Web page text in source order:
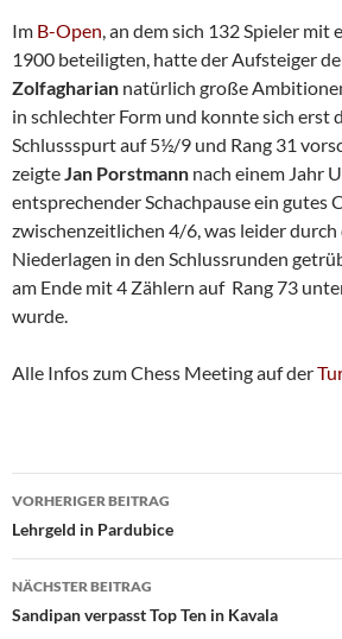
Im B-Open, an dem sich 132 Spieler
1900 beteiligten, hatte der Aufsteiger
Zolfagharian natürlich große
in schlechter Form und konnte sich erst
Schlussspurt auf 5½/9 und Rang 31
zeigteJan Porstmann nach einem Jahr
entsprechender Schachpause ein gutes
zwischenzeitlichen 4/6, was leider
Niederlagen in den Schlussrunden
am Ende mit 4 Zählern auf Rang 73
wurde.
Alle Infos zum Chess Meeting auf der
Beitragsnavigation
VORHERIGER BEITRAG
Lehrgeld in Pardubice
NÄCHSTER BEITRAG
Sandipan verpasst Top Ten in Kavala